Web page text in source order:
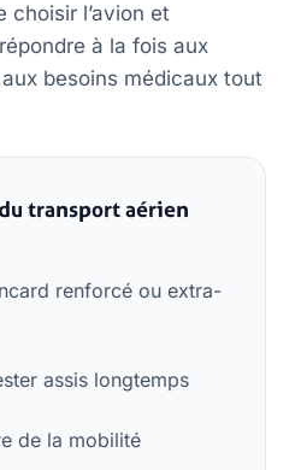
choisir l’avion et
à la fois aux
besoins médicaux tout
transport aérien
renforcé ou extra-
assis longtemps
de la mobilité